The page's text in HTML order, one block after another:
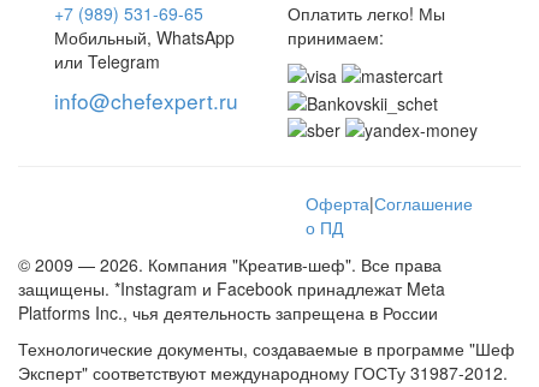
+7 (989) 531-69-65
Мобильный, WhatsApp
или Telegram
info@chefexpert.ru
Оплатить легко! Мы
принимаем:
Оферта|Соглашение
о ПД
© 2009 — 2026. Компания "Креатив-шеф". Все права
защищены. *Instagram и Facebook принадлежат Meta
Platforms Inc., чья деятельность запрещена в России
Технологические документы, создаваемые в программе "Шеф
Эксперт" соответствуют международному ГОСТу 31987-2012.